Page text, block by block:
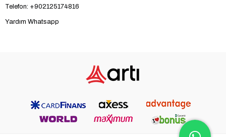
Telefon: +902125174816
Yardım Whatsapp